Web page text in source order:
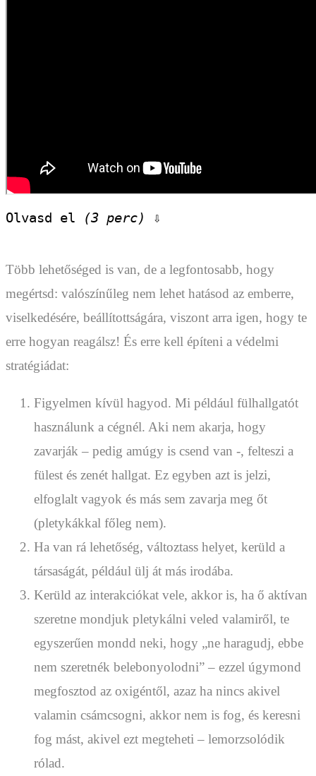
Olvasd el (3 perc) ⇩
Több lehetőséged is van, de a legfontosabb, hogy
megértsd: valószínűleg nem lehet hatásod az emberre,
viselkedésére, beállítottságára, viszont arra igen, hogy te
erre hogyan reagálsz! És erre kell építeni a védelmi
stratégiádat:
Figyelmen kívül hagyod. Mi például fülhallgatót
használunk a cégnél. Aki nem akarja, hogy
zavarják – pedig amúgy is csend van -, felteszi a
fülest és zenét hallgat. Ez egyben azt is jelzi,
elfoglalt vagyok és más sem zavarja meg őt
(pletykákkal főleg nem).
Ha van rá lehetőség, változtass helyet, kerüld a
társaságát, például ülj át más irodába.
Kerüld az interakciókat vele, akkor is, ha ő aktívan
szeretne mondjuk pletykálni veled valamiről, te
egyszerűen mondd neki, hogy „ne haragudj, ebbe
nem szeretnék belebonyolodni” – ezzel úgymond
megfosztod az oxigéntől, azaz ha nincs akivel
valamin csámcsogni, akkor nem is fog, és keresni
fog mást, akivel ezt megteheti – lemorzsolódik
rólad.